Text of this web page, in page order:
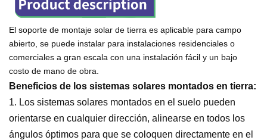
El soporte de montaje solar de tierra es aplicable para campo
abierto, se puede instalar para instalaciones residenciales o
comerciales a gran escala con una instalación fácil y un bajo
costo de mano de obra.
Beneficios de los sistemas solares montados en tierra:
1. Los sistemas solares montados en el suelo pueden
orientarse en cualquier dirección, alinearse en todos los
ángulos óptimos para que se coloquen directamente en el